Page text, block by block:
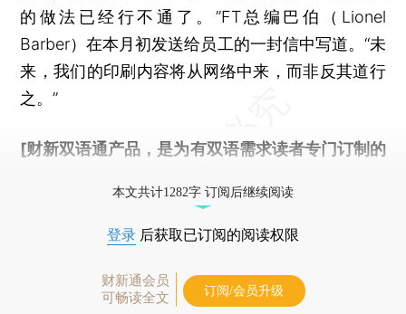
的做法已经行不通了。”FT总编巴伯（Lionel
Barber）在本月初发送给员工的一封信中写道。“未
来，我们的印刷内容将从网络中来，而非反其道行
之。”
[财新双语通产品，是为有双语需求读者专门订制的
本文共计1282字 订阅后继续阅读
登录 后获取已订阅的阅读权限
财新通会员
可畅读全文
订阅/会员升级